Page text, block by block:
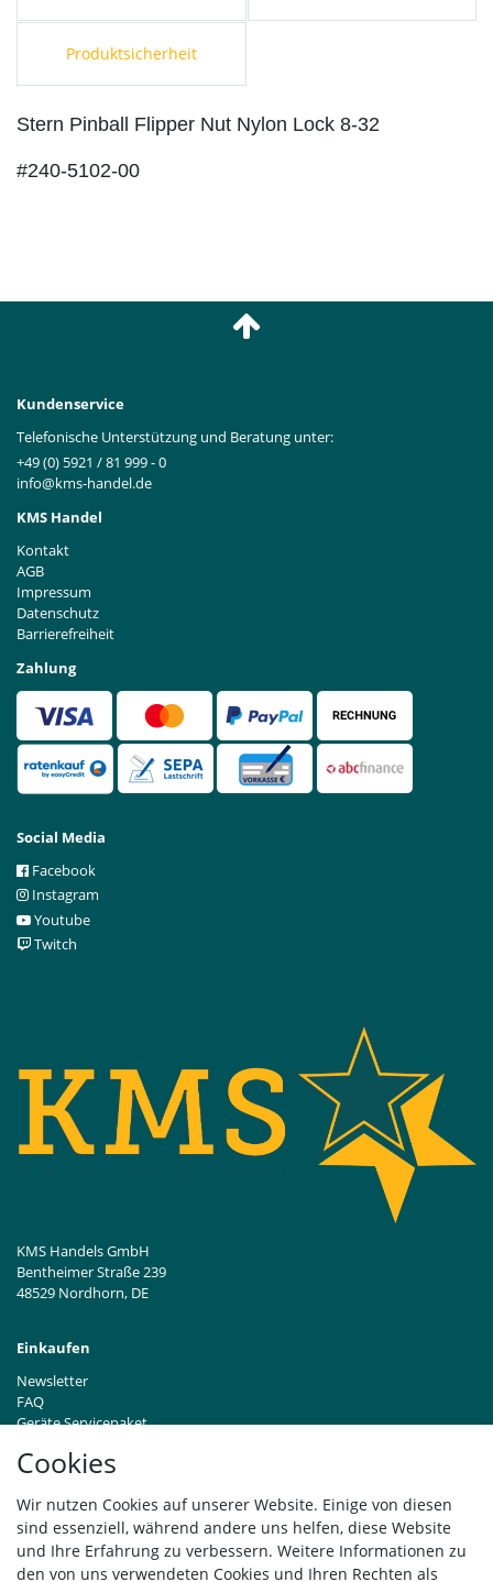
Cookies
Wir nutzen Cookies auf unserer Website. Einige von diesen
sind essenziell, während andere uns helfen, diese Website
und Ihre Erfahrung zu verbessern. Weitere Informationen zu
den von uns verwendeten Cookies und Ihren Rechten als
Produktsicherheit
Stern Pinball Flipper Nut Nylon Lock 8-32
#240-5102-00
Kundenservice
Telefonische Unterstützung und Beratung unter:
+49 (0) 5921 / 81 999 - 0
info@kms-handel.de
KMS Handel
Kontakt
AGB
Impressum
Datenschutz
Barrierefreiheit
Zahlung
Social Media
Facebook
Instagram
Youtube
Twitch
KMS Handels GmbH
Bentheimer Straße 239
48529 Nordhorn, DE
Einkaufen
Newsletter
FAQ
Geräte Servicepaket
Händleranfragen B2B
Widerrufsrecht
Vertrag widerrufen